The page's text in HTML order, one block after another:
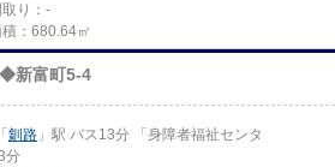
取り：-
：680.64㎡
新富町5-4
「 釧路 」駅 バス13分 「身障者福祉センタ
分